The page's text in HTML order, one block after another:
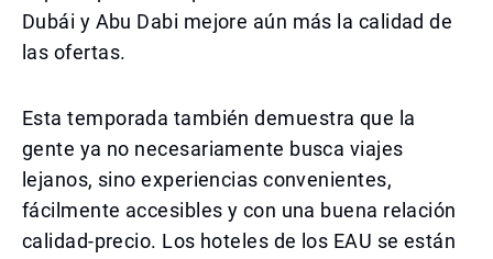
Dubái y Abu Dabi mejore aún más la calidad de
las ofertas.
Esta temporada también demuestra que la
gente ya no necesariamente busca viajes
lejanos, sino experiencias convenientes,
fácilmente accesibles y con una buena relación
calidad-precio. Los hoteles de los EAU se están